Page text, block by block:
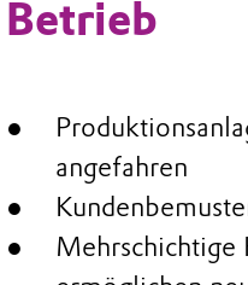
Betrieb
angefahren